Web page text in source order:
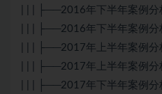
| | | ├──2016年下半年案例分
| | | ├──2016年下半年案例
| | | ├──2017年上半年案例分
| | | ├──2017年上半年案例
| | | ├──2017年下半年案例分